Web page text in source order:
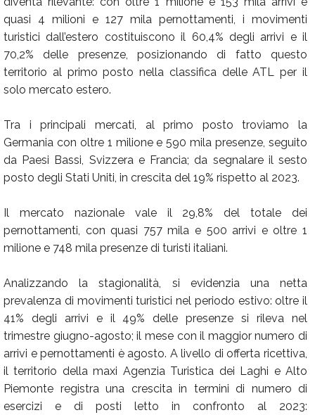
quasi 4 milioni e 127 mila pernottamenti, i movimenti
turistici dall’estero costituiscono il 60,4% degli arrivi e il
70,2% delle presenze, posizionando di fatto questo
territorio al primo posto nella classifica delle ATL per il
solo mercato estero.
Tra i principali mercati, al primo posto troviamo la
Germania con oltre 1 milione e 590 mila presenze, seguito
da Paesi Bassi, Svizzera e Francia; da segnalare il sesto
posto degli Stati Uniti, in crescita del 19% rispetto al 2023.
Il mercato nazionale vale il 29,8% del totale dei
pernottamenti, con quasi 757 mila e 500 arrivi e oltre 1
milione e 748 mila presenze di turisti italiani.
Analizzando la stagionalità, si evidenzia una netta
prevalenza di movimenti turistici nel periodo estivo: oltre il
41% degli arrivi e il 49% delle presenze si rileva nel
trimestre giugno-agosto; il mese con il maggior numero di
arrivi e pernottamenti è agosto. A livello di offerta ricettiva,
il territorio della maxi Agenzia Turistica dei Laghi e Alto
Piemonte registra una crescita in termini di numero di
esercizi e di posti letto in confronto al 2023: